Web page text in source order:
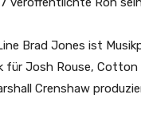
Brad Jones ist
für Josh Rouse,
Crenshaw